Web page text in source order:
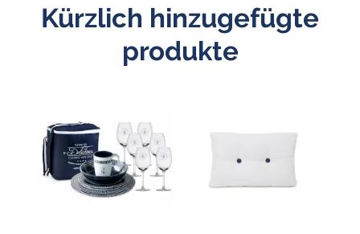
Kürzlich hinzugefügte
produkte